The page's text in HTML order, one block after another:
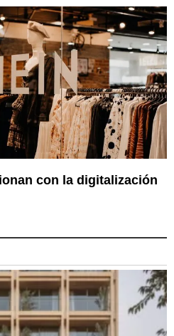
con la digitalización